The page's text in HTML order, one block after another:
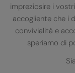
impreziosire i
accogliente che i
convivialità e
speriamo di